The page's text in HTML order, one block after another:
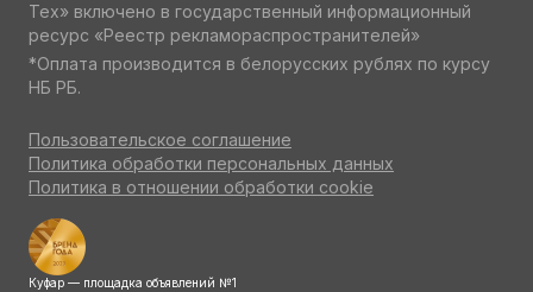
Тех» включено в государственный информационный
ресурс «Реестр рекламораспространителей»
*Оплата производится в белорусских рублях по курсу
НБ РБ.
Пользовательское соглашение
Политика обработки персональных данных
Политика в отношении обработки cookie
Куфар — площадка объявлений №1